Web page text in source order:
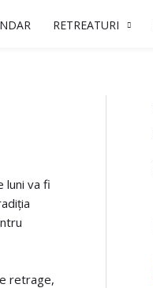
RETREATURI
luni va fi
retrage,